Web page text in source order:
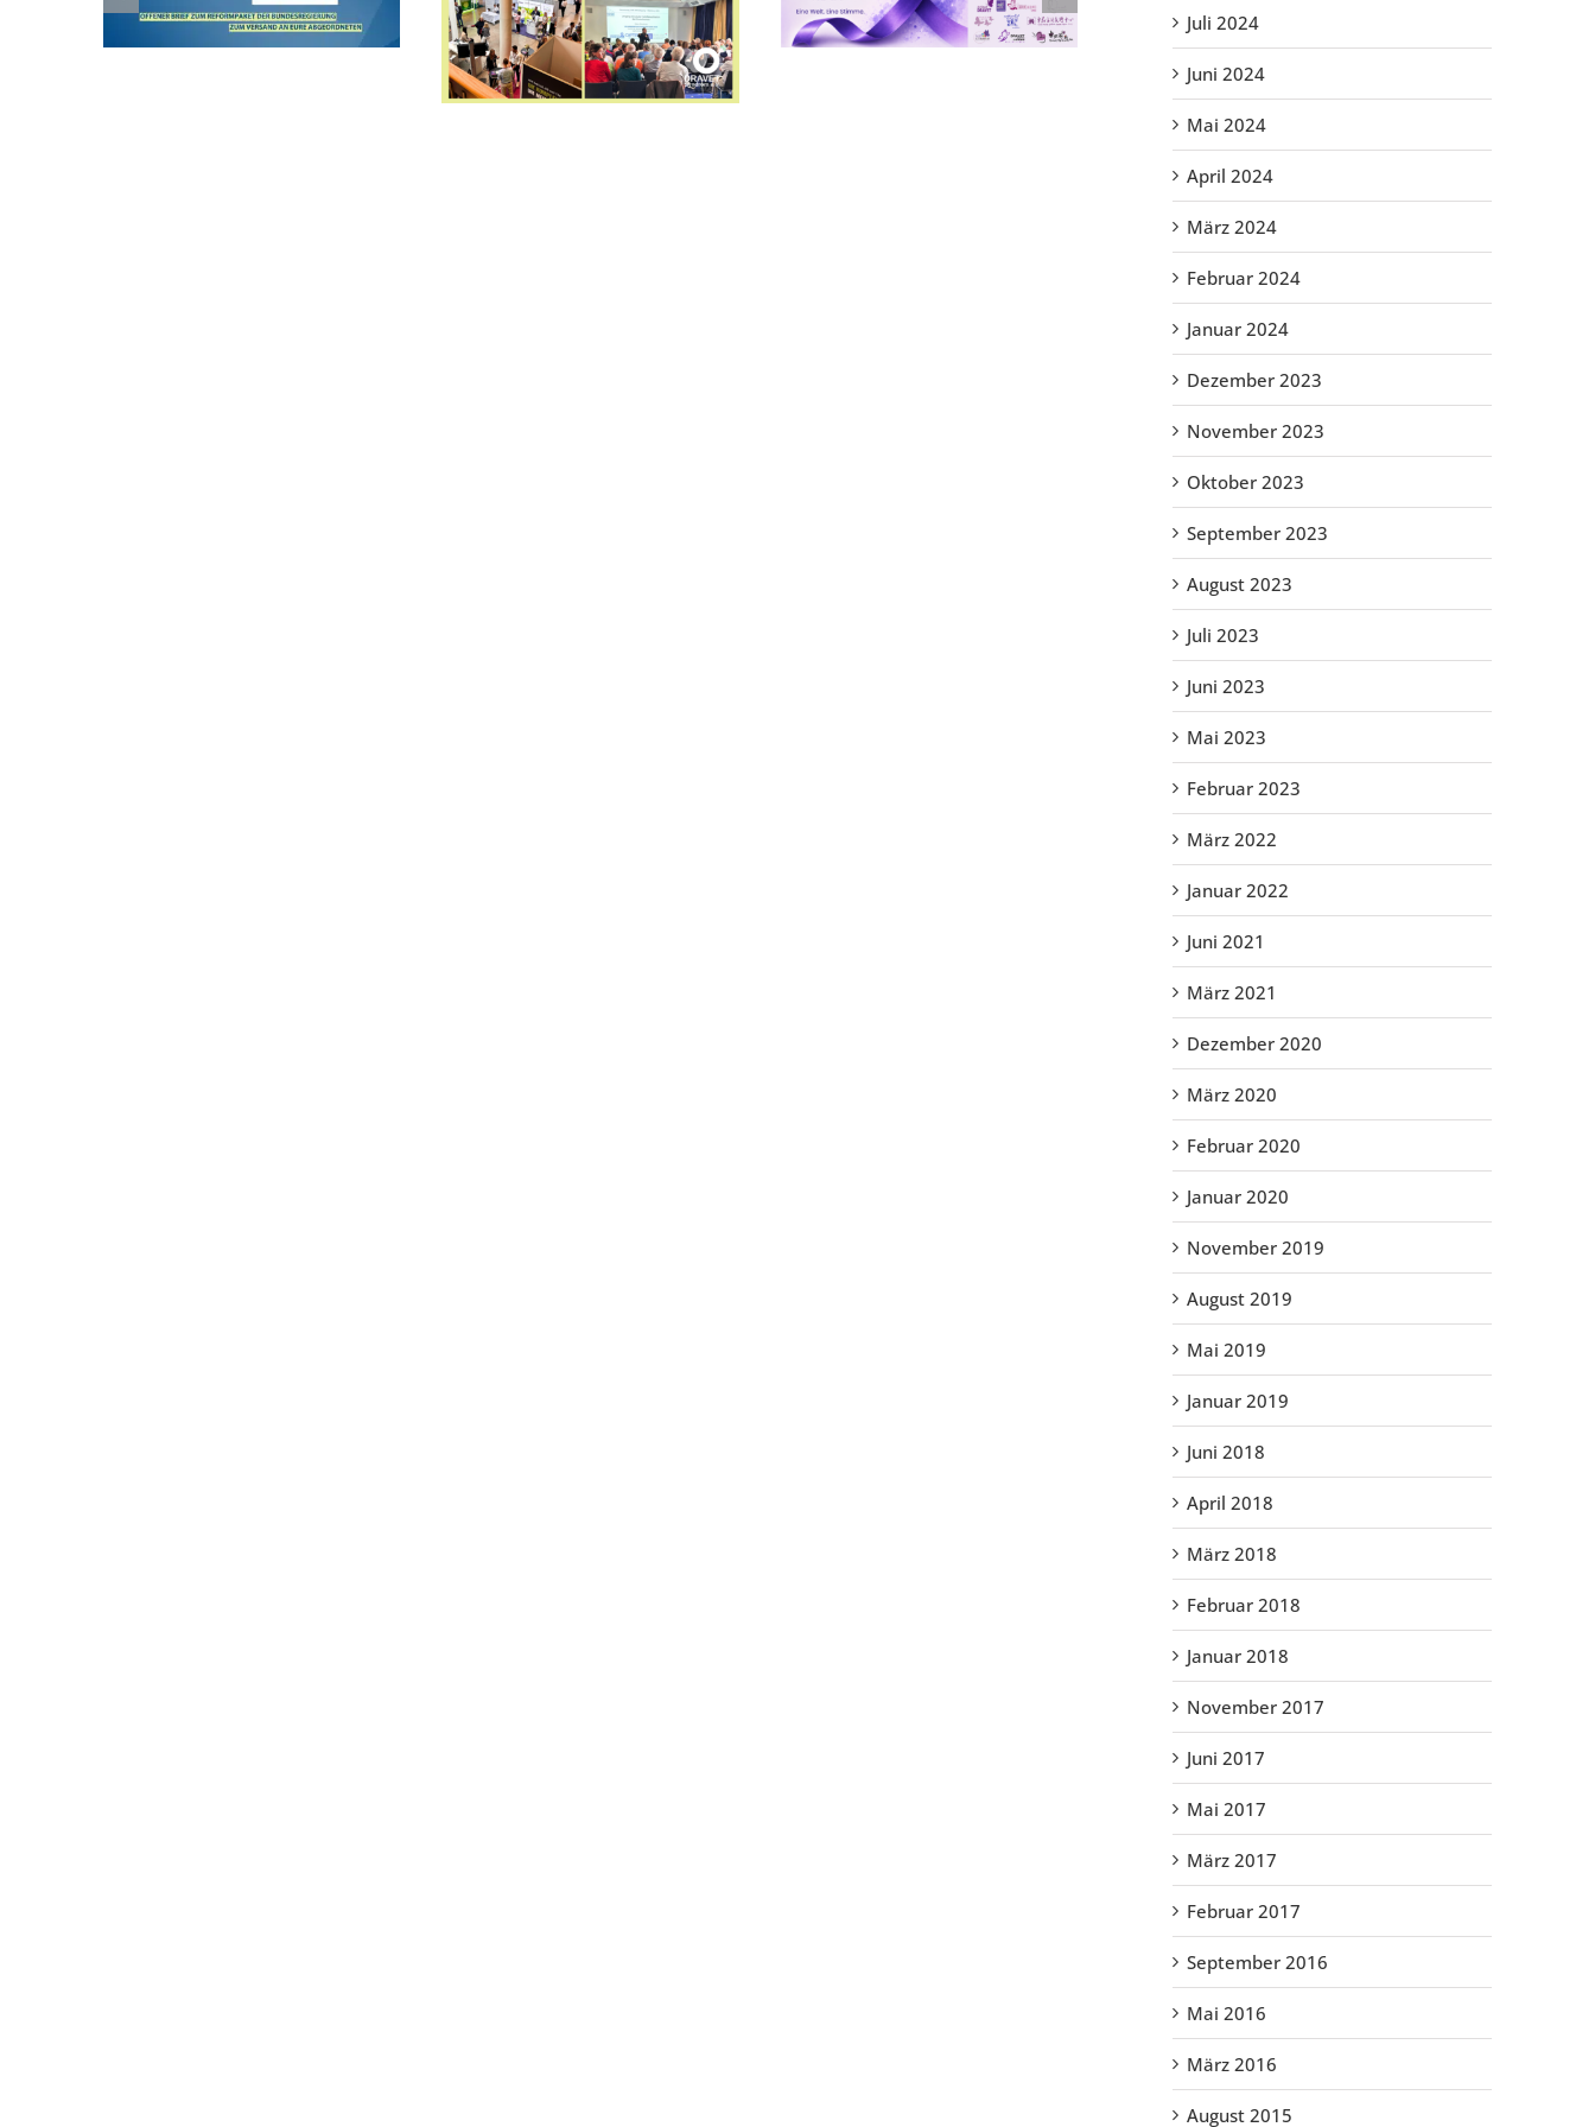
Juli 2024
Juni 2024
Mai 2024
April 2024
März 2024
Februar 2024
Januar 2024
Dezember 2023
November 2023
Oktober 2023
September 2023
August 2023
Juli 2023
Juni 2023
Mai 2023
Februar 2023
März 2022
Januar 2022
Juni 2021
März 2021
Dezember 2020
März 2020
Februar 2020
Januar 2020
November 2019
August 2019
Mai 2019
Januar 2019
Juni 2018
April 2018
März 2018
Februar 2018
Januar 2018
November 2017
Juni 2017
Mai 2017
März 2017
Februar 2017
September 2016
Mai 2016
März 2016
August 2015